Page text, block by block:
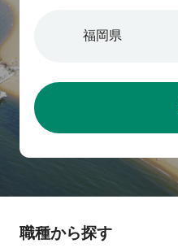
職種から探す